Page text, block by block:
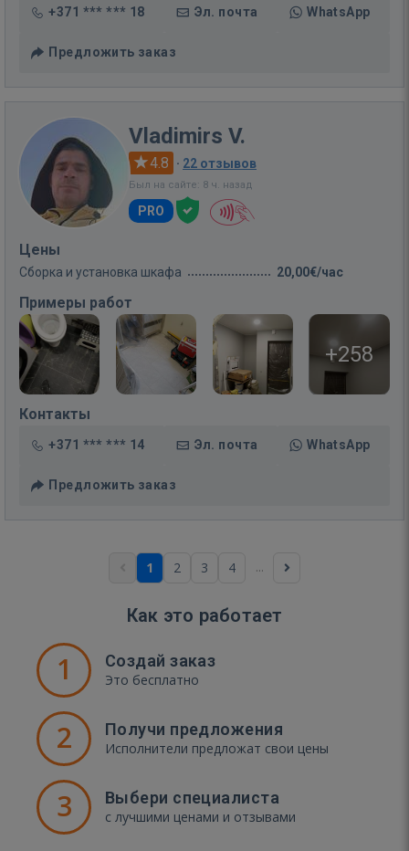
+371 *** *** 18 Эл. почта WhatsApp
Предложить заказ
Vladimirs V.
4.8 · 22 отзывов
Был на сайте: 8 ч. назад
PRO
Цены
Сборка и установка шкафа 20,00€/час
Примеры работ
+258
Контакты
+371 *** *** 14 Эл. почта WhatsApp
Предложить заказ
1 2 3 4 ...
Как это работает
1 Создай заказ
Это бесплатно
2 Получи предложения
Исполнители предложат свои цены
3 Выбери специалиста
с лучшими ценами и отзывами